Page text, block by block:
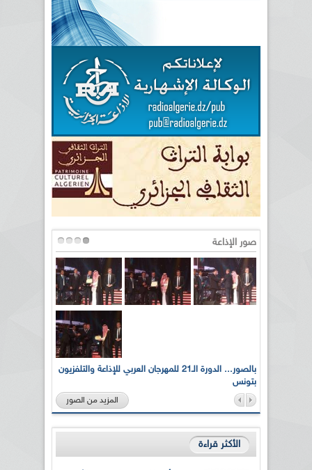
صور الإذاعة
بالصور... الدورة الـ21 للمهرجان العربي للإذاعة والتلفزيون
بتونس
المزيد من الصور
الأكثر قراءة